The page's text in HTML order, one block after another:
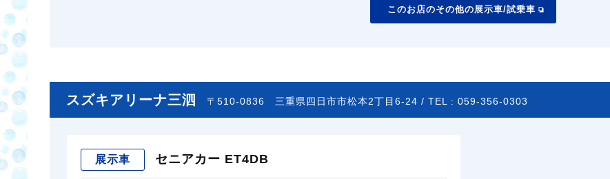
このお店のその他の展示車/試乗車
スズキアリーナ三泗 〒510-0836 三重県四日市市松本2丁目6-24 / TEL : 059-356-0303
展示車 セニアカー ET4DB